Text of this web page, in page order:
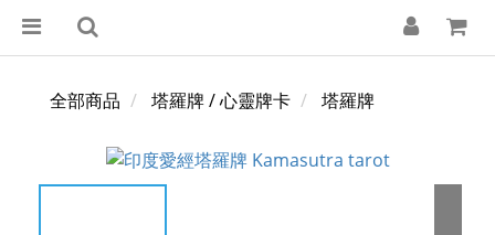
全部商品 塔羅牌 / 心靈牌卡 塔羅牌